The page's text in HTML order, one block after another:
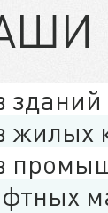
зданий
жилых